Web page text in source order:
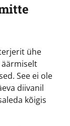
ühe
äärmiselt
See ei ole
diivanil
kõigis